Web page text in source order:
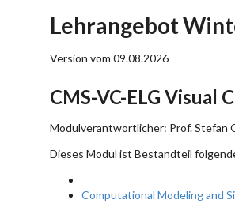
Lehrangebot
Version vom 09.08.2026
CMS-VC-ELG Visual
Modulverantwortlicher: Prof. Stefan
Dieses Modul ist Bestandteil
Computational Modeling and